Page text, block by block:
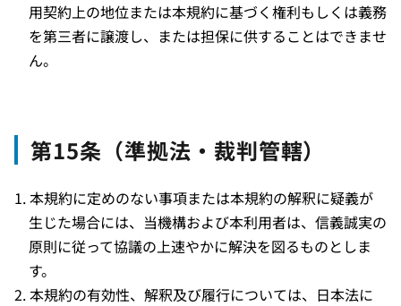
用契約上の地位または本規約に基づく権利もしくは義務
を第三者に譲渡し、または担保に供することはできませ
ん。
第15条（準拠法・裁判管轄）
本規約に定めのない事項または本規約の解釈に疑義が
生じた場合には、当機構および本利用者は、信義誠実の
原則に従って協議の上速やかに解決を図るものとしま
す。
本規約の有効性、解釈及び履行については、日本法に